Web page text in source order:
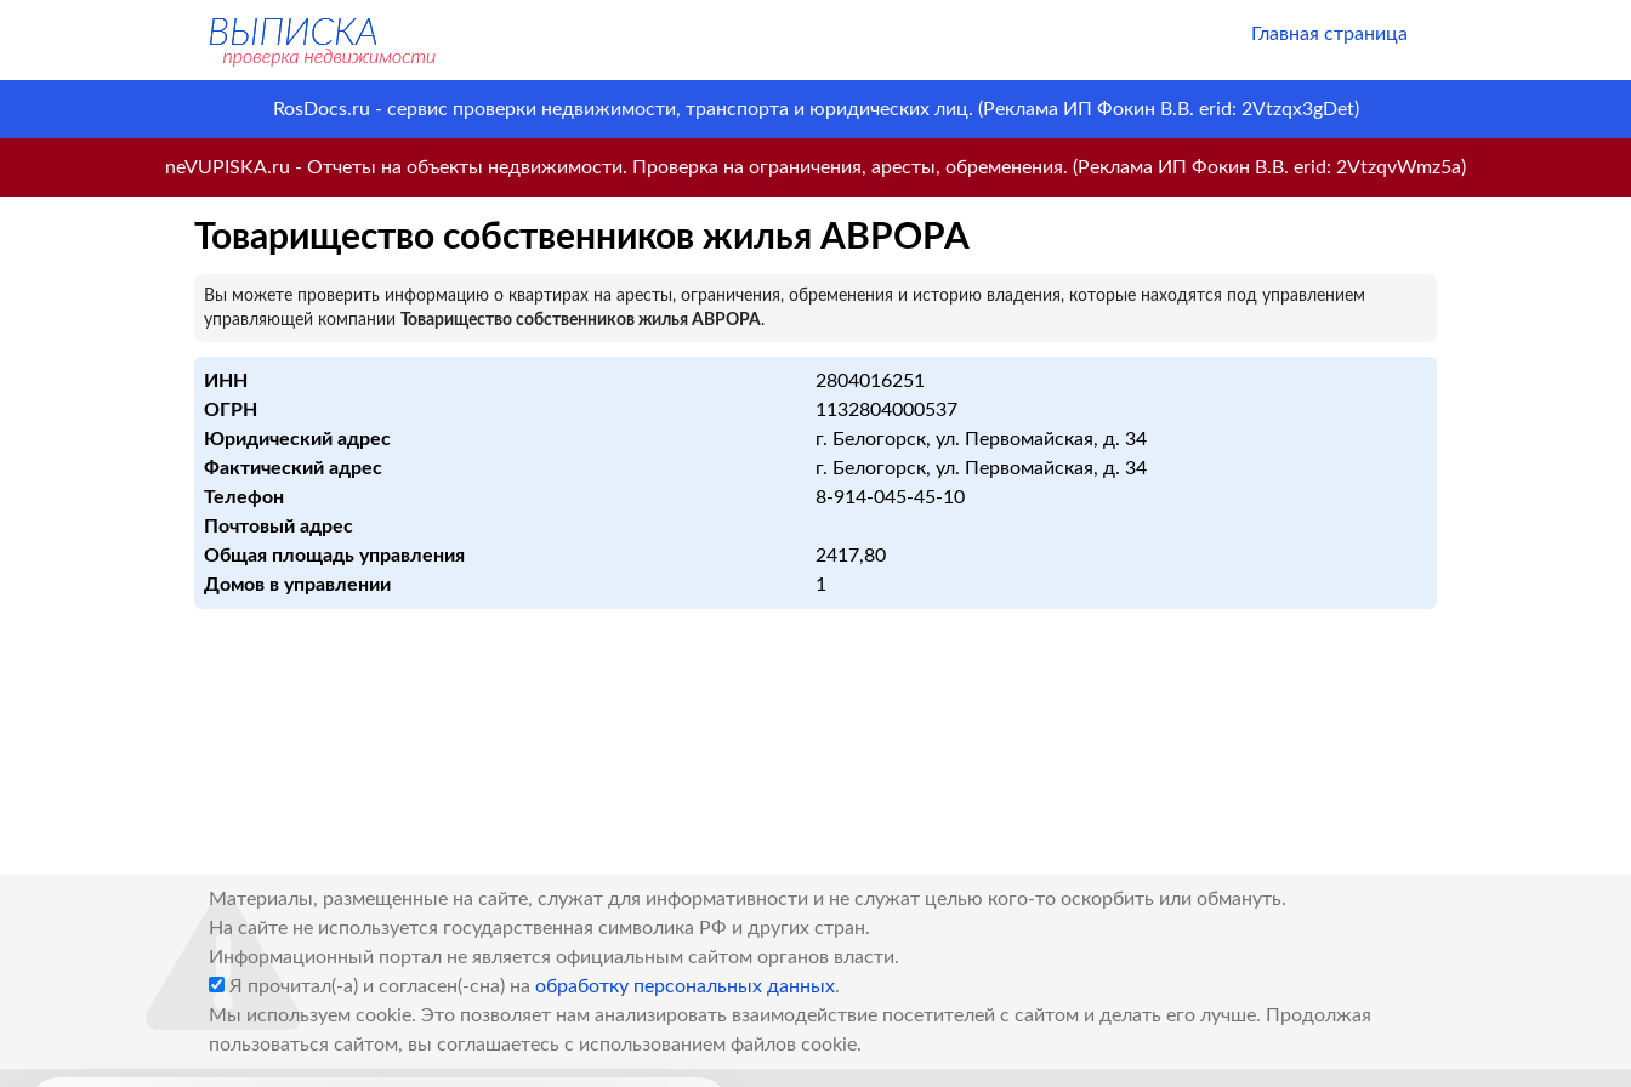
Главная страница
RosDocs.ru - сервис проверки недвижимости, транспорта и юридических лиц. (Реклама ИП Фокин В.В. erid: 2Vtzqx3gDet)
neVUPISKA.ru - Отчеты на объекты недвижимости. Проверка на ограничения, аресты, обременения. (Реклама ИП Фокин В.В. erid: 2VtzqvWmz5a)
Товарищество собственников жилья АВРОРА
Вы можете проверить информацию о квартирах на аресты, ограничения, обременения и историю владения, которые находятся под управлением
управляющей компании
Товарищество собственников жилья АВРОРА.
ИНН
2804016251
ОГРН
1132804000537
Юридический адрес
г. Белогорск, ул. Первомайская, д. 34
Фактический адрес
г. Белогорск, ул. Первомайская, д. 34
Телефон
8-914-045-45-10
Почтовый адрес
Общая площадь управления
2417,80
Домов в управлении
1
Материалы, размещенные на сайте, служат для информативности и не служат целью кого-то оскорбить или обмануть.
На сайте не используется государственная символика РФ и других стран.
Информационный портал не является официальным сайтом органов власти.
Я прочитал(-а) и согласен(-сна) на обработку персональных данных.
Мы используем cookie. Это позволяет нам анализировать взаимодействие посетителей с сайтом и делать его лучше. Продолжая
пользоваться сайтом, вы соглашаетесь с использованием файлов cookie.